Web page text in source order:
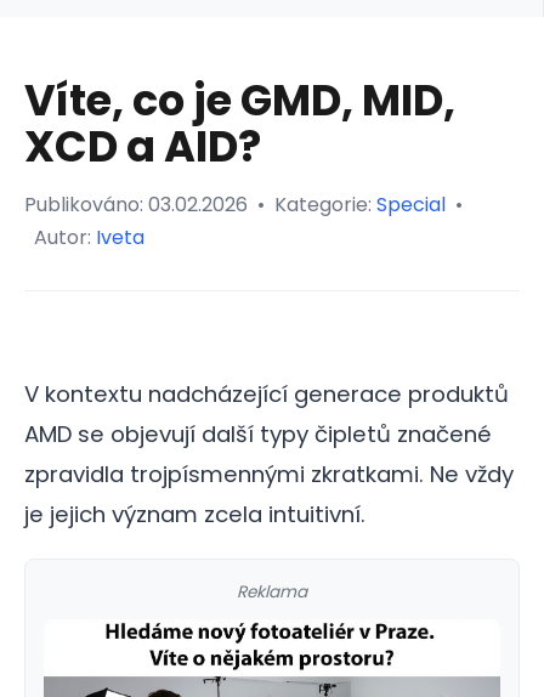
Víte, co je GMD, MID,
XCD a AID?
Publikováno: 03.02.2026 • Kategorie: Special •
Autor: Iveta
V kontextu nadcházející generace produktů
AMD se objevují další typy čipletů značené
zpravidla trojpísmennými zkratkami. Ne vždy
je jejich význam zcela intuitivní.
Reklama